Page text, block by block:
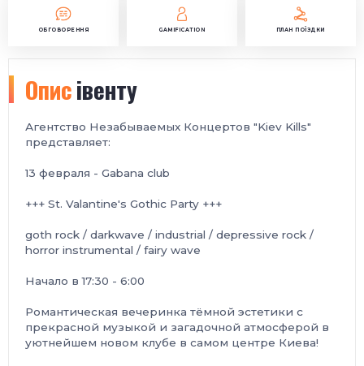
ОБГОВОРЕННЯ GAMIFICATION ПЛАН ПОЇЗДКИ
Описівенту
Агентство Незабываемых Концертов "Kiev Kills"
представляет:
13 февраля - Gabana club
+++ St. Valantine's Gothic Party +++
goth rock / darkwave / industrial / depressive rock /
horror instrumental / fairy wave
Начало в 17:30 - 6:00
Романтическая вечеринка тёмной эстетики с
прекрасной музыкой и загадочной атмосферой в
уютнейшем новом клубе в самом центре Киева!